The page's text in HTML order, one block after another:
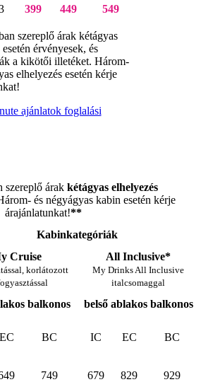
399 449 549
szereplő árak kétágyas
érvényesek, és
a kikötői illetéket. Három-
elhelyezés esetén kérje
ajánlatok foglalási
szereplő árak kétágyas elhelyezés
és négyágyas kabin esetén kérje
árajánlatunkat!**
Kabinkategóriák
Cruise
korlátozott
All Inclusive*
My Drinks All Inclusive
italcsomaggal
balkonos belső ablakos balkonos
EC BC IC EC BC
749 679 829 929